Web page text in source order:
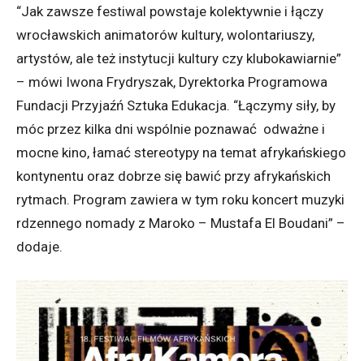
“Jak zawsze festiwal powstaje kolektywnie i łączy
wrocławskich animatorów kultury, wolontariuszy,
artystów, ale też instytucji kultury czy klubokawiarnie”
– mówi Iwona Frydryszak, Dyrektorka Programowa
Fundacji Przyjaźń Sztuka Edukacja. “Łączymy siły, by
móc przez kilka dni wspólnie poznawać odważne i
mocne kino, łamać stereotypy na temat afrykańskiego
kontynentu oraz dobrze się bawić przy afrykańskich
rytmach. Program zawiera w tym roku koncert muzyki
rdzennego nomady z Maroko – Mustafa El Boudani” –
dodaje.